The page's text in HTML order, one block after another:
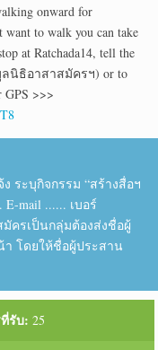
onward for
to walk you can take
at Ratchada14, tell the
นิธิอาสาสมัครฯ) or to
GPS >>>
ง ระบุกิจกรรม “สร้างสื่อฯ
mail ...... เบอร์
ครเป็นกลุ่มต้องส่งชื่อผู้
า โดยให้ชื่อผู้ประสาน
รับ: 25